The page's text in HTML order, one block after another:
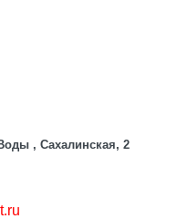
, Сахалинская, 2